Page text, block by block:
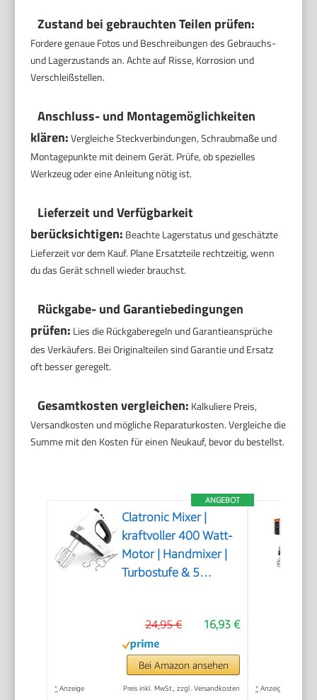
Zustand bei gebrauchten Teilen prüfen:
Fordere genaue Fotos und Beschreibungen des Gebrauchs-
und Lagerzustands an. Achte auf Risse, Korrosion und
Verschleißstellen.
Anschluss- und Montagemöglichkeiten
klären:Vergleiche Steckverbindungen, Schraubmaße und
Montagepunkte mit deinem Gerät. Prüfe, ob spezielles
Werkzeug oder eine Anleitung nötig ist.
Lieferzeit und Verfügbarkeit
berücksichtigen: Beachte Lagerstatus und geschätzte
Lieferzeit vor dem Kauf. Plane Ersatzteile rechtzeitig, wenn
du das Gerät schnell wieder brauchst.
Rückgabe- und Garantiebedingungen
prüfen: Lies die Rückgaberegeln und Garantieansprüche
des Verkäufers. Bei Originalteilen sind Garantie und Ersatz
oft besser geregelt.
Gesamtkosten vergleichen: Kalkuliere Preis,
Versandkosten und mögliche Reparaturkosten. Vergleiche die
Summe mit den Kosten für einen Neukauf, bevor du bestellst.
ANGEBOT
Clatronic Mixer |
kraftvoller 400 Watt-
Motor | Handmixer |
Turbostufe & 5
spülmaschinengeeignete
Edelstahlquirle und -
knethaken | HM 3775
16,93 €
24,95 €
Bei Amazon ansehen
* Anzeige Preis inkl. MwSt., zzgl. Versandkosten * Anzeige